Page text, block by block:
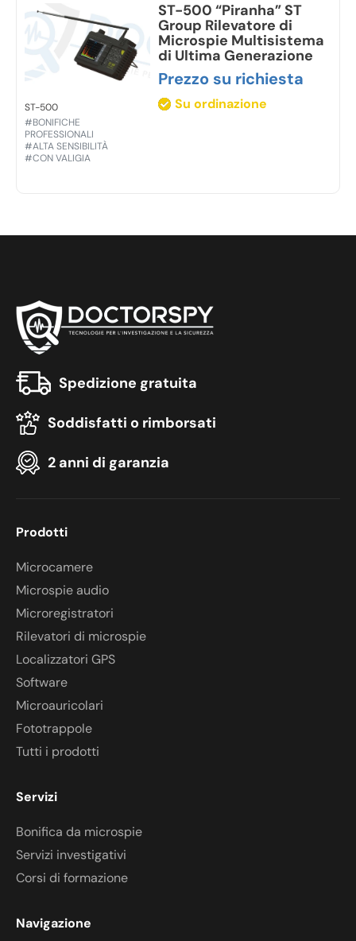
ST-500
#BONIFICHE
PROFESSIONALI
#ALTA SENSIBILITÀ
#CON VALIGIA
ST-500 “Piranha” ST
Group Rilevatore di
Microspie Multisistema
di Ultima Generazione
Prezzo su richiesta
Su ordinazione
Spedizione gratuita
Soddisfatti o rimborsati
2 anni di garanzia
Prodotti
Microcamere
Microspie audio
Microregistratori
Rilevatori di microspie
Localizzatori GPS
Software
Microauricolari
Fototrappole
Tutti i prodotti
Servizi
Bonifica da microspie
Servizi investigativi
Corsi di formazione
Navigazione